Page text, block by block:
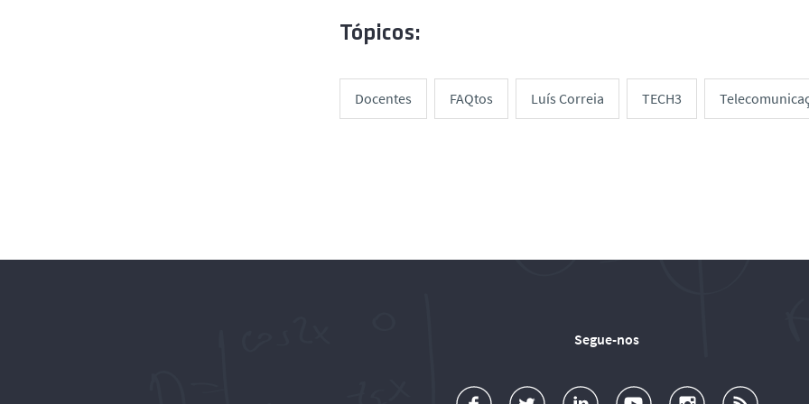
Tópicos:
Docentes FAQtos Luís Correia TECH3
Segue-nos